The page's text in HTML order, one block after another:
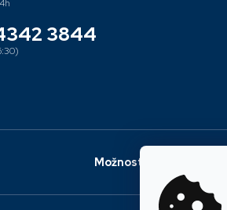
3844
Možnosti dopravy